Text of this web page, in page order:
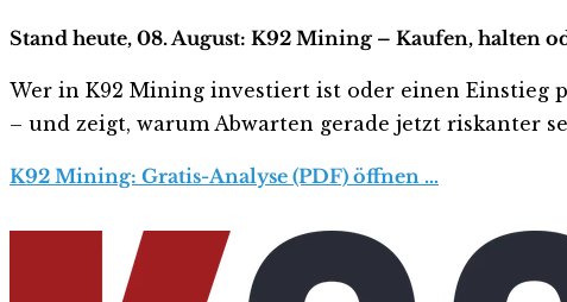
Stand heute, 08. August: K92 Mining – Kaufen, halten
Wer in K92 Mining investiert ist oder einen Einstieg
– und zeigt, warum Abwarten gerade jetzt riskanter
K92 Mining: Gratis-Analyse (PDF) öffnen …